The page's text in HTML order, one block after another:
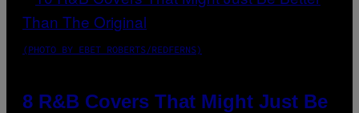
(PHOTO BY EBET ROBERTS/REDFERNS)
8 R&B Covers That Might Just Be